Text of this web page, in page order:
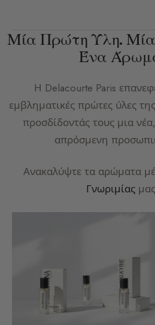
Μία Πρώτη Ύλη. Μία
Ένα
Η Delacourte Paris
εμβληματικές πρώτες ύλες
προσδίδοντάς τους μια
απρόσμενη
Ανακαλύψτε τα αρώματα
Γνωριμίας